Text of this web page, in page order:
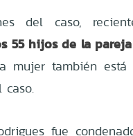
del caso,
55 hijos de la
mujer también
fue